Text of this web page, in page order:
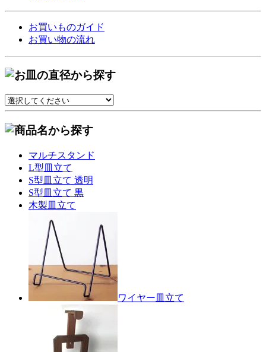
お買いものガイド
お買い物の流れ
マルチスタンド
L型皿立て
S型皿立て 透明
S型皿立て 黒
木製皿立て
ワイヤー皿立て